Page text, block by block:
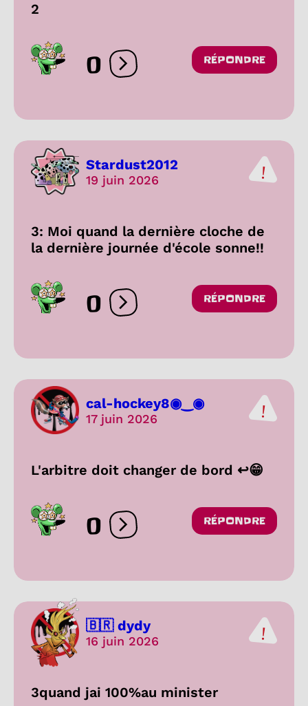
2
0 Ouvrir les réactions
RÉPONDRE
Stardust2012
19 juin 2026
3: Moi quand la dernière cloche de
la dernière journée d'école sonne!!
0 Ouvrir les réactions
RÉPONDRE
cal-hockey8◉‿◉
17 juin 2026
L'arbitre doit changer de bord ↩😁
0 Ouvrir les réactions
RÉPONDRE
🇧🇷 dydy
16 juin 2026
3quand jai 100%au minister